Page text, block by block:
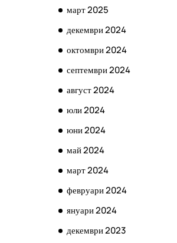
март 2025
декември 2024
октомври 2024
септември 2024
август 2024
юли 2024
юни 2024
май 2024
март 2024
февруари 2024
януари 2024
декември 2023